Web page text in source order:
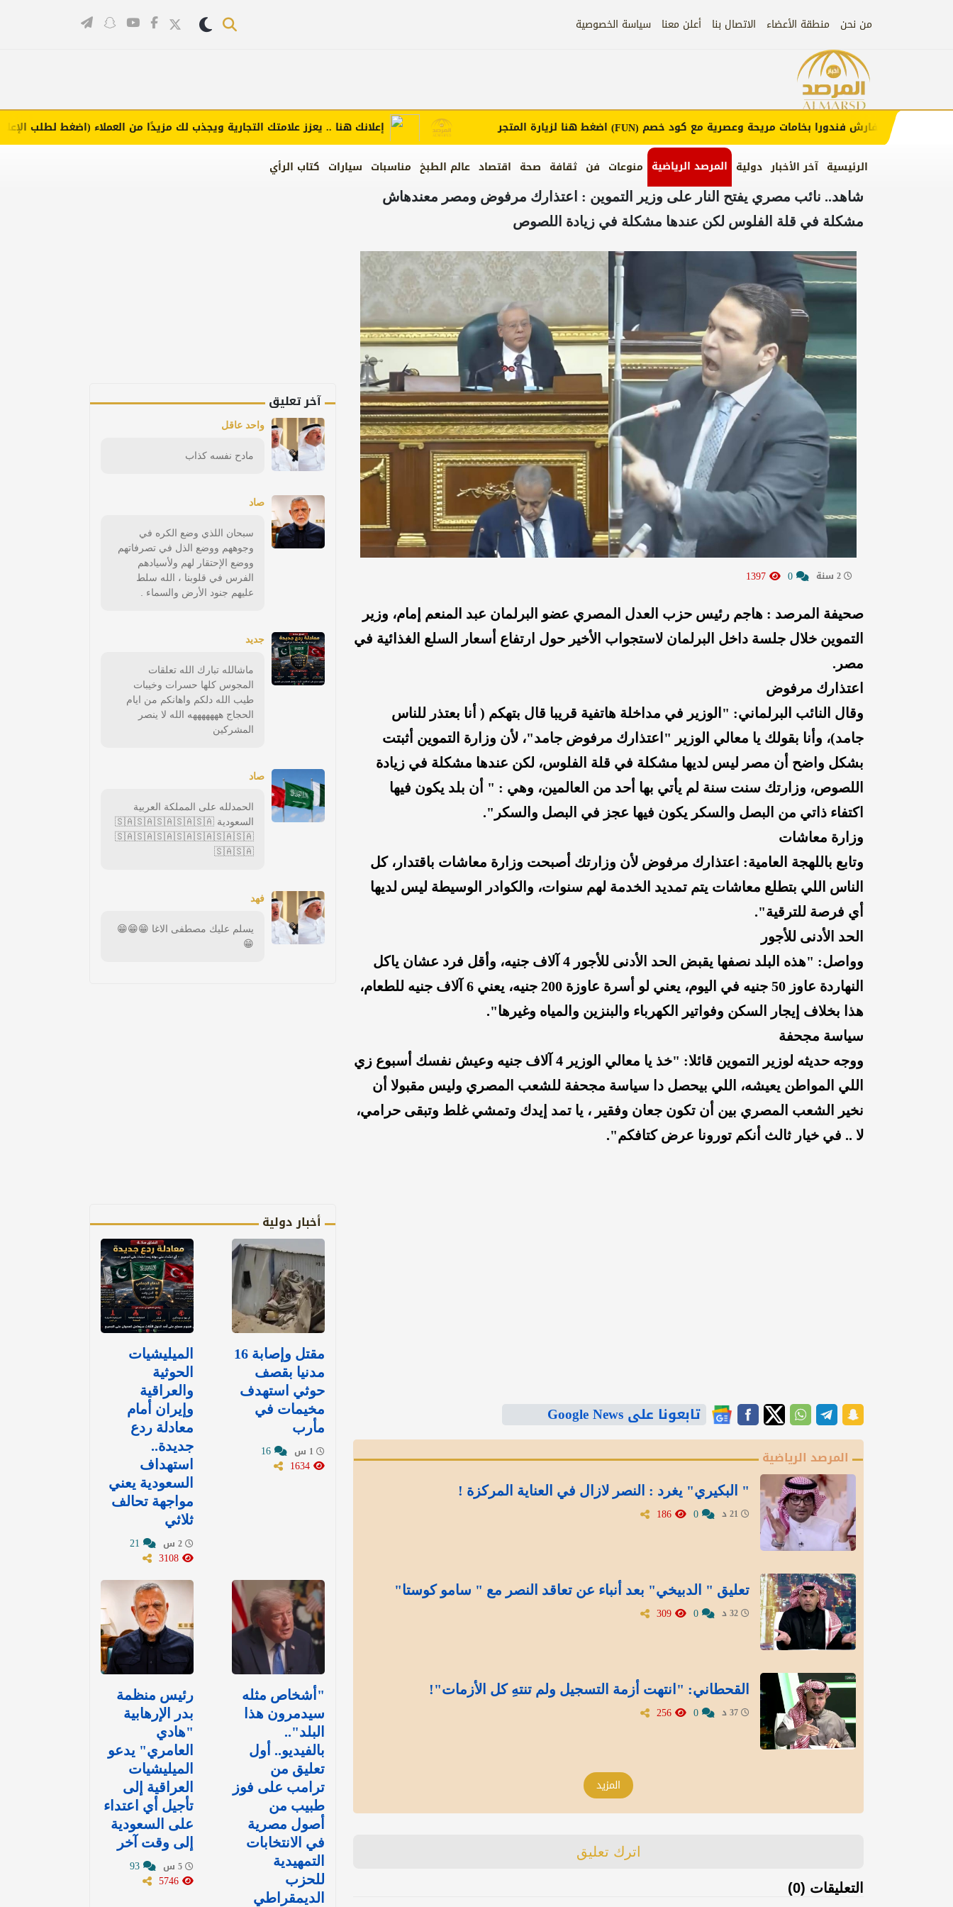
من نحن منطقة الأعضاء الاتصال بنا أعلن معنا سياسة الخصوصية
الرئيسية آخر الأخبار دولية المرصد الرياضية منوعات فن ثقافة صحة اقتصاد عالم الطبخ مناسبات سيارات كتاب الرأي
إعلانك هنا .. يعزز علامتك التجارية ويجذب لك مزيدًا من العملاء (اضغط لطلب الإعلان) مفارش فندورا بخامات مريحة وعصرية مع كود خصم (FUN) اضغط هنا لزيارة المتجر
شاهد.. نائب مصري يفتح النار على وزير التموين : اعتذارك مرفوض ومصر معندهاش
مشكلة في قلة الفلوس لكن عندها مشكلة في زيادة اللصوص
صحيفة المرصد : هاجم رئيس حزب العدل المصري عضو البرلمان عبد المنعم إمام، وزير
التموين خلال جلسة داخل البرلمان لاستجواب الأخير حول ارتفاع أسعار السلع الغذائية في
مصر.
اعتذارك مرفوض
وقال النائب البرلماني: "الوزير في مداخلة هاتفية قريبا قال بتهكم ( أنا بعتذر للناس
جامد)، وأنا بقولك يا معالي الوزير "اعتذارك مرفوض جامد"، لأن وزارة التموين أثبتت
بشكل واضح أن مصر ليس لديها مشكلة في قلة الفلوس، لكن عندها مشكلة في زيادة
اللصوص، وزارتك سنت سنة لم يأتي بها أحد من العالمين، وهي : " أن بلد يكون فيها
اكتفاء ذاتي من البصل والسكر يكون فيها عجز في البصل والسكر".
وزارة معاشات
وتابع باللهجة العامية: اعتذارك مرفوض لأن وزارتك أصبحت وزارة معاشات باقتدار، كل
الناس اللي بتطلع معاشات يتم تمديد الخدمة لهم سنوات، والكوادر الوسيطة ليس لديها
أي فرصة للترقية".
الحد الأدنى للأجور
وواصل: "هذه البلد نصفها يقبض الحد الأدنى للأجور 4 آلاف جنيه، وأقل فرد عشان ياكل
النهاردة عاوز 50 جنيه في اليوم، يعني لو أسرة عاوزة 200 جنيه، يعني 6 آلاف جنيه للطعام،
هذا بخلاف إيجار السكن وفواتير الكهرباء والبنزين والمياه وغيرها".
سياسة مجحفة
ووجه حديثه لوزير التموين قائلا: "خذ يا معالي الوزير 4 آلاف جنيه وعيش نفسك أسبوع زي
اللي المواطن يعيشه، اللي بيحصل دا سياسة مجحفة للشعب المصري وليس مقبولا أن
نخير الشعب المصري بين أن تكون جعان وفقير ، يا تمد إيدك وتمشي غلط وتبقى حرامي،
لا .. في خيار ثالث أنكم تورونا عرض كتافكم".
تابعونا على Google News
المرصد الرياضية
" البكيري" يغرد : النصر لازال في العناية المركزة !
تعليق " الدبيخي" بعد أنباء عن تعاقد النصر مع " سامو كوستا"
القحطاني: "انتهت أزمة التسجيل ولم تنتهِ كل الأزمات"!
المزيد
اترك تعليق
التعليقات (0)
آخر تعليق
واحد عاقل
مادح نفسه كذاب
صاد
سبحان اللذي وضع الكره في
وجوههم ووضع الذل في تصرفاتهم
ووضع الإحتقار لهم ولأسيادهم
الفرس في قلوبنا ، الله سلط
عليهم جنود الأرض والسماء .
جديد
ماشالله تبارك الله تعلقات
المجوس كلها حسرات وخيبات
طيب الله دلكم واهانكم من ايام
الحجاج هههههههه الله لا ينصر
المشركين
صاد
الحمدلله على المملكة العربية
السعودية 🇸🇦🇸🇦🇸🇦🇸🇦🇸🇦
🇸🇦🇸🇦🇸🇦🇸🇦🇸🇦🇸🇦🇸🇦
🇸🇦🇸🇦
فهد
يسلم عليك مصطفى الاغا 😁😁😁
😁
أخبار دولية
مقتل وإصابة 16
مدنيا بقصف
حوثي استهدف
مخيمات في
مأرب
الميليشيات
الحوثية
والعراقية
وإيران أمام
معادلة ردع
جديدة..
استهداف
السعودية يعني
مواجهة تحالف
ثلاثي
"أشخاص مثله
سيدمرون هذا
البلد"..
بالفيديو.. أول
تعليق من
ترامب على فوز
طبيب من
أصول مصرية
في الانتخابات
التمهيدية
للحزب
الديمقراطي
رئيس منظمة
بدر الإرهابية
"هادي
العامري" يدعو
الميليشيات
العراقية إلى
تأجيل أي اعتداء
على السعودية
إلى وقت آخر